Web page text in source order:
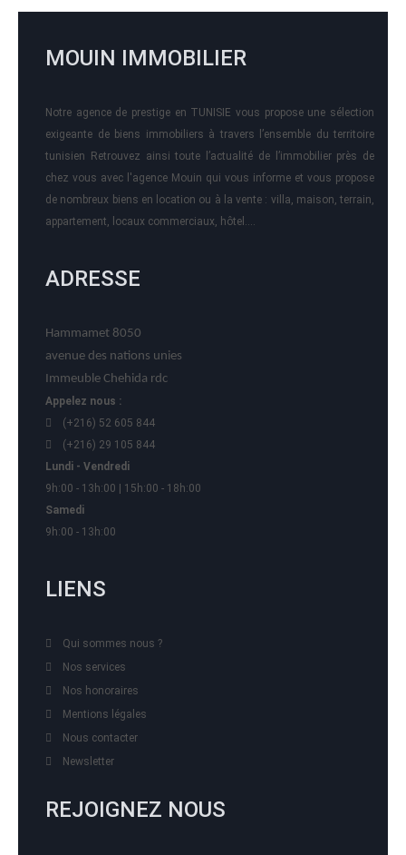
MOUIN IMMOBILIER
Notre agence de prestige en TUNISIE vous propose une sélection
exigeante de biens immobiliers à travers l’ensemble du territoire
tunisien Retrouvez ainsi toute l’actualité de l’immobilier près de
chez vous avec l'agence Mouin qui vous informe et vous propose
de nombreux biens en location ou à la vente : villa, maison, terrain,
appartement, locaux commerciaux, hôtel….
ADRESSE
Hammamet 8050
avenue des nations unies
Immeuble Chehida rdc
Appelez nous :
(+216) 52 605 844
(+216) 29 105 844
Lundi - Vendredi
9h:00 - 13h:00 | 15h:00 - 18h:00
Samedi
9h:00 - 13h:00
LIENS
Qui sommes nous ?
Nos services
Nos honoraires
Mentions légales
Nous contacter
Newsletter
REJOIGNEZ NOUS